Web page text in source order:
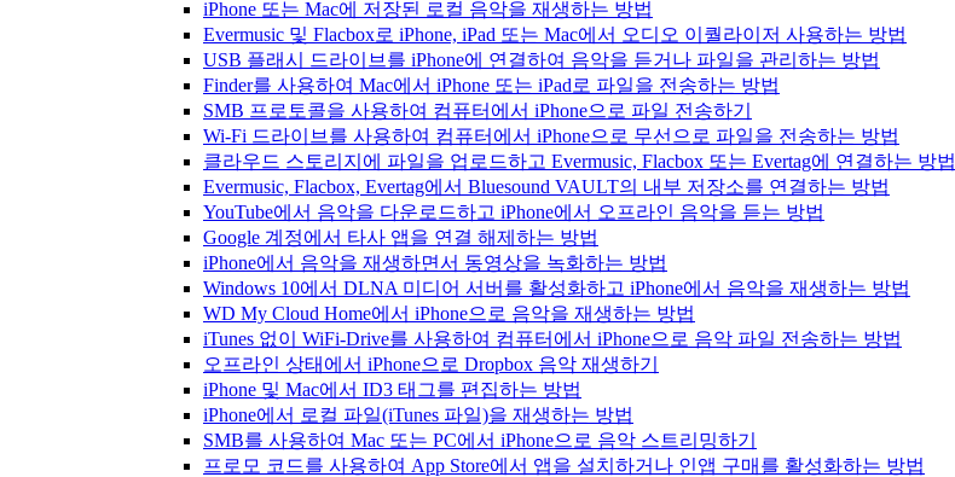
iPhone 또는 Mac에 저장된 로컬 음악을 재생하는 방법
Evermusic 및 Flacbox로 iPhone, iPad 또는 Mac에서 오디오 이퀄라이저 사용하는 방법
USB 플래시 드라이브를 iPhone에 연결하여 음악을 듣거나 파일을 관리하는 방법
Finder를 사용하여 Mac에서 iPhone 또는 iPad로 파일을 전송하는 방법
SMB 프로토콜을 사용하여 컴퓨터에서 iPhone으로 파일 전송하기
Wi-Fi 드라이브를 사용하여 컴퓨터에서 iPhone으로 무선으로 파일을 전송하는 방법
클라우드 스토리지에 파일을 업로드하고 Evermusic, Flacbox 또는 Evertag에 연결하는 방법
Evermusic, Flacbox, Evertag에서 Bluesound VAULT의 내부 저장소를 연결하는 방법
YouTube에서 음악을 다운로드하고 iPhone에서 오프라인 음악을 듣는 방법
Google 계정에서 타사 앱을 연결 해제하는 방법
iPhone에서 음악을 재생하면서 동영상을 녹화하는 방법
Windows 10에서 DLNA 미디어 서버를 활성화하고 iPhone에서 음악을 재생하는 방법
WD My Cloud Home에서 iPhone으로 음악을 재생하는 방법
iTunes 없이 WiFi-Drive를 사용하여 컴퓨터에서 iPhone으로 음악 파일 전송하는 방법
오프라인 상태에서 iPhone으로 Dropbox 음악 재생하기
iPhone 및 Mac에서 ID3 태그를 편집하는 방법
iPhone에서 로컬 파일(iTunes 파일)을 재생하는 방법
SMB를 사용하여 Mac 또는 PC에서 iPhone으로 음악 스트리밍하기
프로모 코드를 사용하여 App Store에서 앱을 설치하거나 인앱 구매를 활성화하는 방법